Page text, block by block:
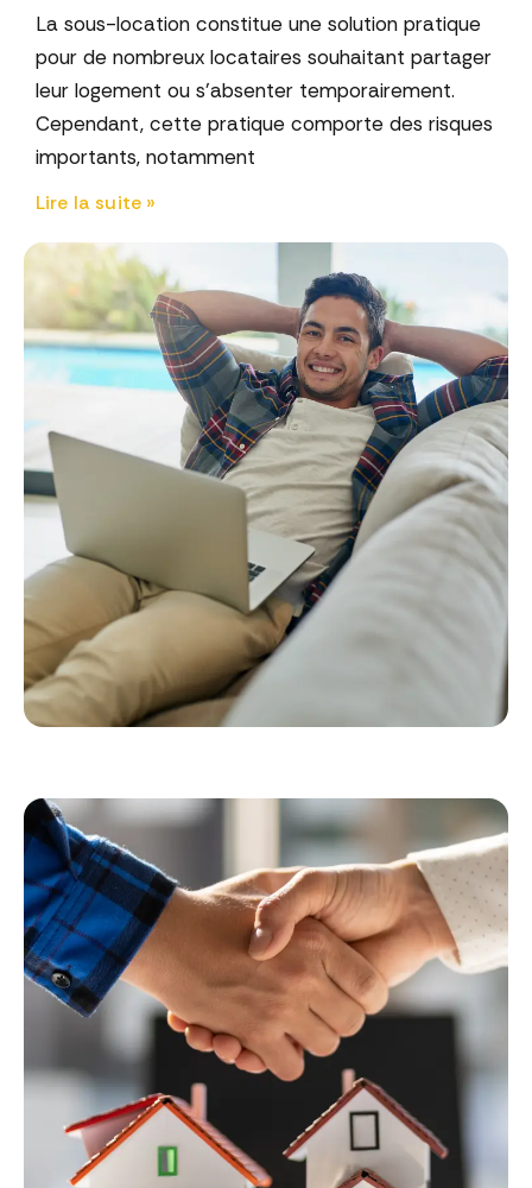
La sous-location constitue une solution pratique
pour de nombreux locataires souhaitant partager
leur logement ou s’absenter temporairement.
Cependant, cette pratique comporte des risques
importants, notamment
Lire la suite »